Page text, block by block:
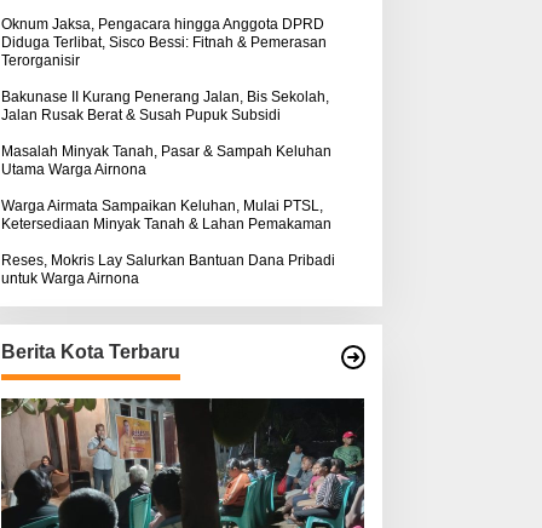
Warga Airnona
Hukum Kasus Sebastian
Bokol Sarat Rekayasa
:Oknum Jaksa, Pengacara hingga Anggota DPRD
Diduga Terlibat, Sisco Bessi: Fitnah & Pemerasan
Terorganisir
Bakunase II Kurang Penerang Jalan, Bis Sekolah,
Jalan Rusak Berat & Susah Pupuk Subsidi
Masalah Minyak Tanah, Pasar & Sampah Keluhan
Utama Warga Airnona
Warga Airmata Sampaikan Keluhan, Mulai PTSL,
Ketersediaan Minyak Tanah & Lahan Pemakaman
Reses, Mokris Lay Salurkan Bantuan Dana Pribadi
untuk Warga Airnona
Berita Kota Terbaru